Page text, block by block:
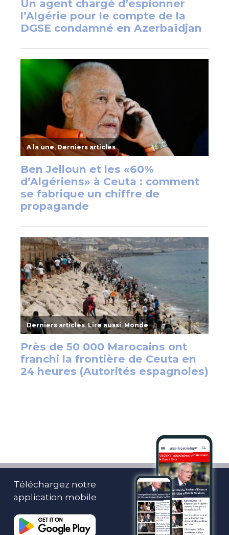
Téléchargez notre
application mobile